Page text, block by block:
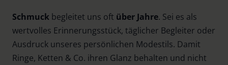
Schmuck begleitet uns oft über Jahre. Sei es als
wertvolles Erinnerungsstück, täglicher Begleiter oder
Ausdruck unseres persönlichen Modestils. Damit
Ringe, Ketten & Co. ihren Glanz behalten und nicht